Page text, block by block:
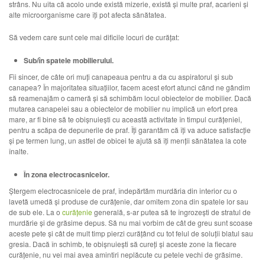
strâns. Nu uita că acolo unde există mizerie, există și multe praf, acarieni și
alte microorganisme care îți pot afecta sănătatea.
Să vedem care sunt cele mai dificile locuri de curățat:
Sub/în spatele mobilierului.
Fii sincer, de câte ori muți canapeaua pentru a da cu aspiratorul și sub
canapea? În majoritatea situațiilor, facem acest efort atunci când ne gândim
să reamenajăm o cameră și să schimbăm locul obiectelor de mobilier. Dacă
mutarea canapelei sau a obiectelor de mobilier nu implică un efort prea
mare, ar fi bine să te obișnuiești cu această activitate în timpul curățeniei,
pentru a scăpa de depunerile de praf. Îți garantăm că îți va aduce satisfacție
și pe termen lung, un astfel de obicei te ajută să îți menții sănătatea la cote
înalte.
În zona electrocasnicelor.
Ștergem electrocasnicele de praf, îndepărtăm murdăria din interior cu o
lavetă umedă și produse de curățenie, dar omitem zona din spatele lor sau
de sub ele. La o curățenie generală, s-ar putea să te îngrozești de stratul de
murdărie și de grăsime depus. Să nu mai vorbim de cât de greu sunt scoase
aceste pete și cât de mult timp pierzi curățând cu tot felul de soluții blatul sau
gresia. Dacă în schimb, te obișnuiești să cureți și aceste zone la fiecare
curățenie, nu vei mai avea amintiri neplăcute cu petele vechi de grăsime.